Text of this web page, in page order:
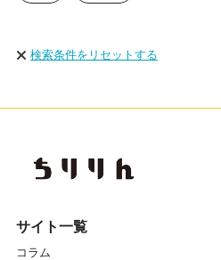
検索条件をリセットする
サイト一覧
コラム